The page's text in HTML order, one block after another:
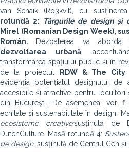
van Schaik (Ro3kvit), cu
rotundă 2:
Târgurile de design și
Mirel (Romanian Design Week),
Român.
Dezbaterea va aborda
dezvoltarea urbană ,
transformarea spațiului public și în
de la proiectul
RDW & The City
evidenția potențialul designului de
accesibile și atractive pentru
din București. De asemenea, vor
echitate și sustenabilitate în design.
ecosisteme creative:susținută de
DutchCulture. Masă rotundă 4:
de design: susținută de Centrul Ceh și